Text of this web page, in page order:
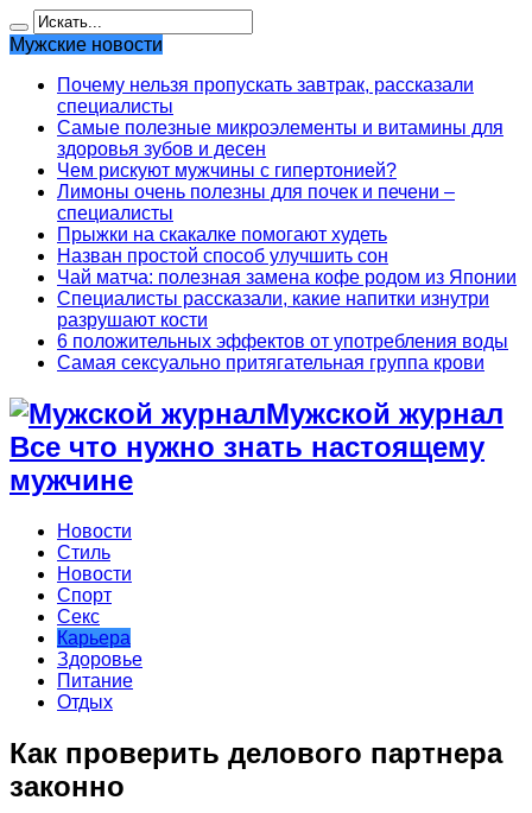
Мужские новости
Почему нельзя пропускать завтрак, рассказали
специалисты
Самые полезные микроэлементы и витамины для
здоровья зубов и десен
Чем рискуют мужчины с гипертонией?
Лимоны очень полезны для почек и печени –
специалисты
Прыжки на скакалке помогают худеть
Назван простой способ улучшить сон
Чай матча: полезная замена кофе родом из Японии
Специалисты рассказали, какие напитки изнутри
разрушают кости
6 положительных эффектов от употребления воды
Самая сексуально притягательная группа крови
Мужской журнал
Все что нужно знать настоящему
мужчине
Новости
Стиль
Новости
Спорт
Секс
Карьера
Здоровье
Питание
Отдых
Как проверить делового партнера
законно